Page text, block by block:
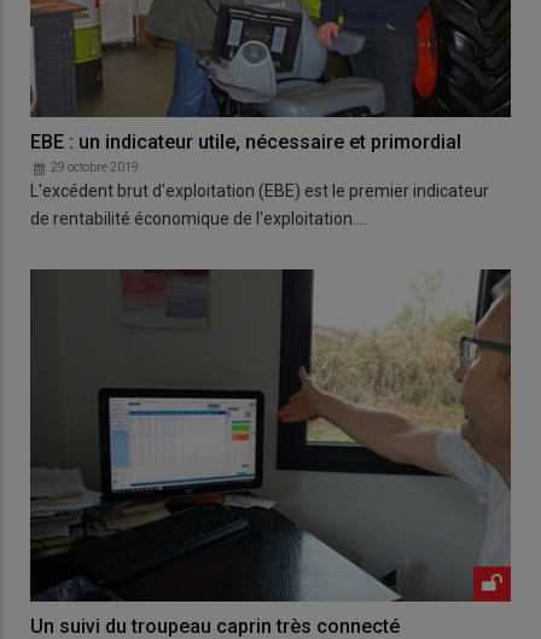
EBE : un indicateur utile, nécessaire et primordial
29 octobre 2019
L'excédent brut d'exploitation (EBE) est le premier indicateur
de rentabilité économique de l'exploitation.…
Un suivi du troupeau caprin très connecté